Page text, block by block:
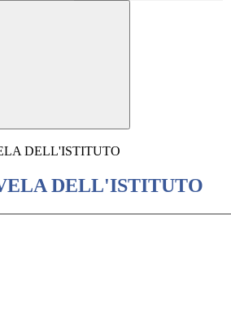
DELL'ISTITUTO
DELL'ISTITUTO